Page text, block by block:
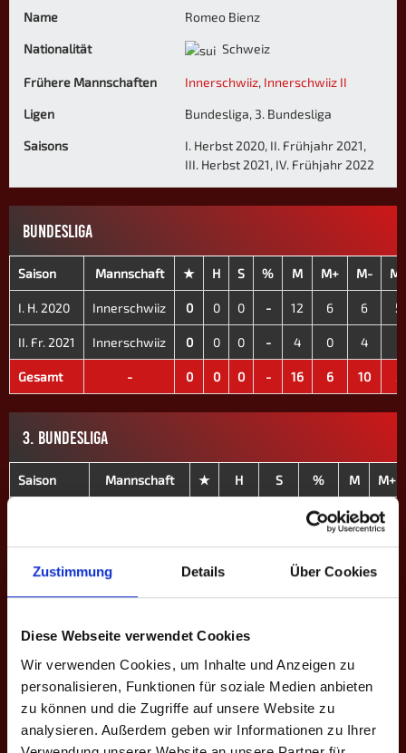
Zustimmung Details Über Cookies
Diese Webseite verwendet Cookies
Wir verwenden Cookies, um Inhalte und Anzeigen zu
personalisieren, Funktionen für soziale Medien anbieten
zu können und die Zugriffe auf unsere Website zu
analysieren. Außerdem geben wir Informationen zu Ihrer
Name Romeo Bienz
Nationalität Schweiz
Frühere Mannschaften Innerschwiiz, Innerschwiiz II
Ligen Bundesliga, 3. Bundesliga
Saisons
I. Herbst 2020, II. Frühjahr 2021,
III. Herbst 2021, IV. Frühjahr 2022
BUNDESLIGA
Saison Mannschaft ★ H S % M M+ M-
I. H. 2020 Innerschwiiz 0 0 0 - 12 6 6
II. Fr. 2021 Innerschwiiz 0 0 0 - 4 0 4
Gesamt - 0 0 0 - 16 6 10
3. BUNDESLIGA
Saison Mannschaft ★ H S % M M+
- 6 4
IV. Fr. 2022 Innerschwiiz II 0 208 549 37.9 12 1
EINSÄTZE: 17
Spieltag Heim Ergebnisse Auswärts Liga -
9
Innerschwiiz
2 - 14